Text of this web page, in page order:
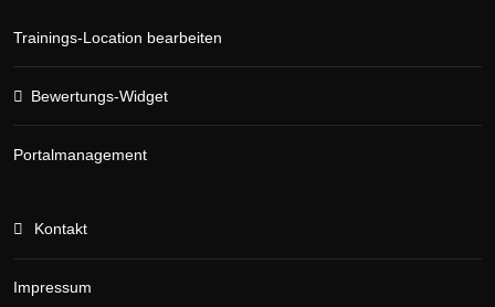
Trainings-Location bearbeiten
Bewertungs-Widget
Portalmanagement
Kontakt
Impressum